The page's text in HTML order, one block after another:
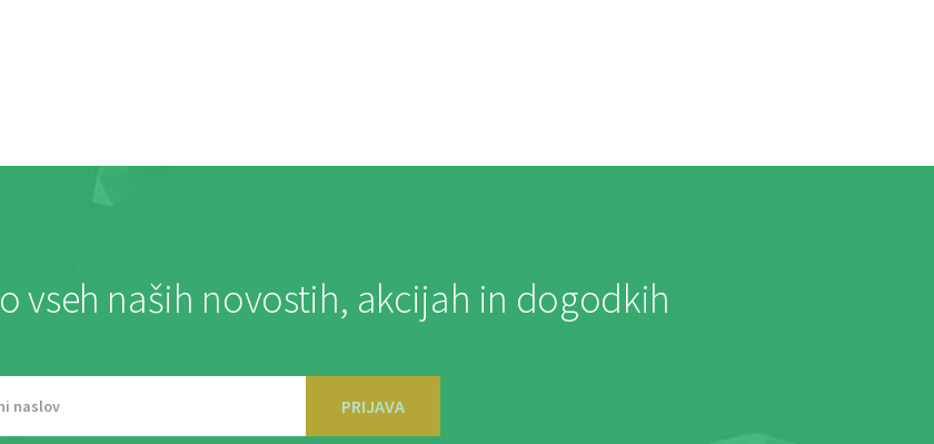
o vseh naših novostih, akcijah in dogodkih
PRIJAVA